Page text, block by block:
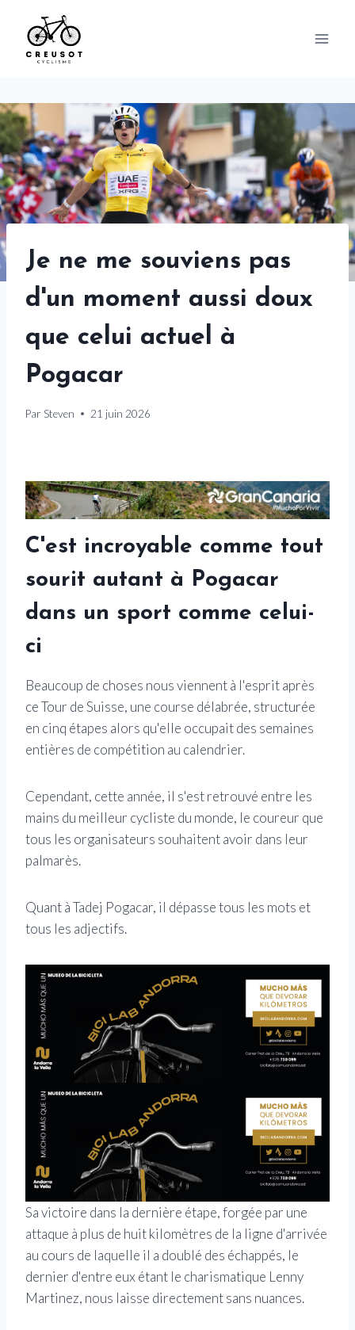
content
Je ne me souviens pas
d'un moment aussi doux
que celui actuel à
Pogacar
Par Steven 21 juin 2026
C'est incroyable comme tout
sourit autant à Pogacar
dans un sport comme celui-
ci
Beaucoup de choses nous viennent à l'esprit après
ce Tour de Suisse, une course délabrée, structurée
en cinq étapes alors qu'elle occupait des semaines
entières de compétition au calendrier.
Cependant, cette année, il s'est retrouvé entre les
mains du meilleur cycliste du monde, le coureur que
tous les organisateurs souhaitent avoir dans leur
palmarès.
Quant à Tadej Pogacar, il dépasse tous les mots et
tous les adjectifs.
Sa victoire dans la dernière étape, forgée par une
attaque à plus de huit kilomètres de la ligne d'arrivée
au cours de laquelle il a doublé des échappés, le
dernier d'entre eux étant le charismatique Lenny
Martinez, nous laisse directement sans nuances.